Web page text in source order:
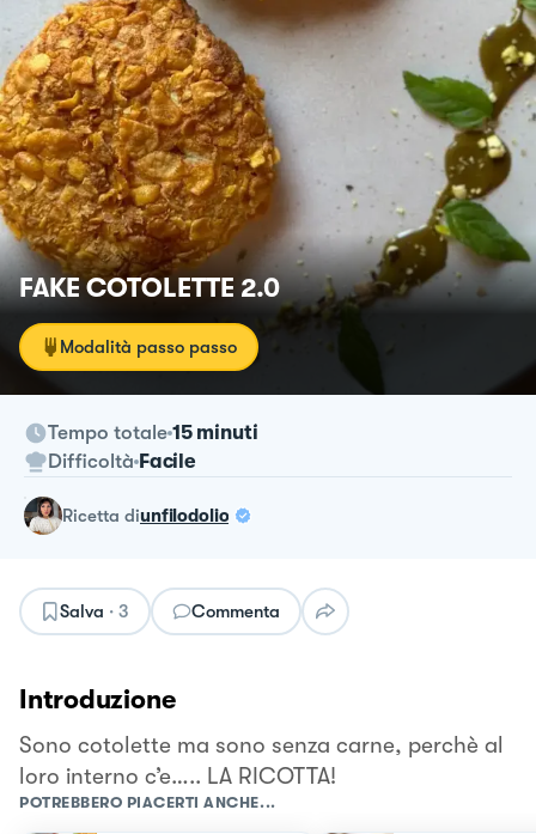
FAKE COTOLETTE 2.0
Modalità passo passo
Tempo totale 15 minuti
Difficoltà Facile
ricetta diunfilodolio
Salva · 3 Commenta
Introduzione
Sono cotolette ma sono senza carne, perchè al
loro interno c’e….. LA RICOTTA!
POTREBBERO PIACERTI ANCHE...